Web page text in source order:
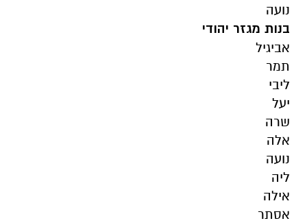
נועה
בנות מגזר יהודי
אביגיל
תמר
ליבי
יעל
שרה
אלה
נועה
ליה
אילה
אסתר